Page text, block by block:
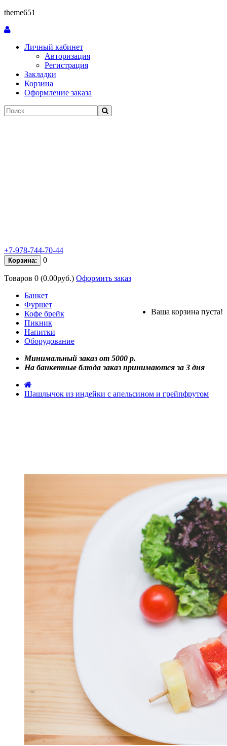
theme651
Личный кабинет
Авторизация
Регистрация
Закладки
Корзина
Оформление заказа
+7-978-744-70-44
Корзина: 0
Товаров 0 (0.00руб.) Оформить заказ
Ваша корзина пуста!
Банкет
Фуршет
Кофе брейк
Пикник
Напитки
Оборудование
Минимальный заказ от 5000 р.
На банкетные блюда заказ принимаются за 3 дня
Шашлычок из индейки с апельсином и грейпфрутом